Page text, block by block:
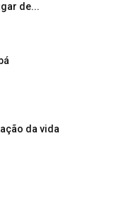
de...
da vida